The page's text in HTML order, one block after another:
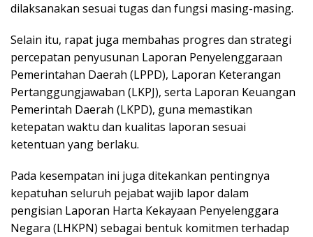
dilaksanakan sesuai tugas dan fungsi masing-masing.
Selain itu, rapat juga membahas progres dan strategi
percepatan penyusunan Laporan Penyelenggaraan
Pemerintahan Daerah (LPPD), Laporan Keterangan
Pertanggungjawaban (LKPJ), serta Laporan Keuangan
Pemerintah Daerah (LKPD), guna memastikan
ketepatan waktu dan kualitas laporan sesuai
ketentuan yang berlaku.
Pada kesempatan ini juga ditekankan pentingnya
kepatuhan seluruh pejabat wajib lapor dalam
pengisian Laporan Harta Kekayaan Penyelenggara
Negara (LHKPN) sebagai bentuk komitmen terhadap